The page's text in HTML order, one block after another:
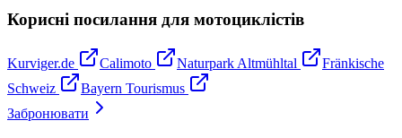
Корисні посилання для мотоциклістів
Kurviger.de Calimoto Naturpark Altmühltal
Fränkische
Schweiz
Bayern Tourismus
Забронювати